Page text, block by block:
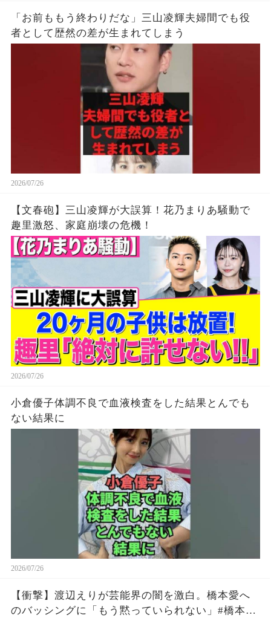
「お前ももう終わりだな」三山凌輝夫婦間でも役
者として歴然の差が生まれてしまう
2026/07/26
【文春砲】三山凌輝が大誤算！花乃まりあ騒動で
趣里激怒、家庭崩壊の危機！
2026/07/26
小倉優子体調不良で血液検査をした結果とんでも
ない結果に
2026/07/26
【衝撃】渡辺えりが芸能界の闇を激白。橋本愛へ
のバッシングに「もう黙っていられない」#橋本愛